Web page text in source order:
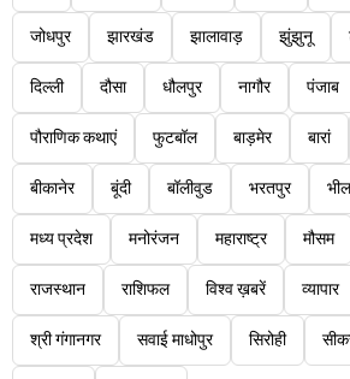
जोधपुर झारखंड झालावाड़ झुंझुनू
दिल्ली दौसा धौलपुर नागौर पंजाब
पौराणिक कथाएं फुटबॉल बाड़मेर बारां
बीकानेर बूंदी बॉलीवुड भरतपुर
मध्य प्रदेश मनोरंजन महाराष्ट्र मौसम
राजस्थान राशिफल विश्व ख़बरें व्यापार
श्री गंगानगर सवाई माधोपुर सिरोही